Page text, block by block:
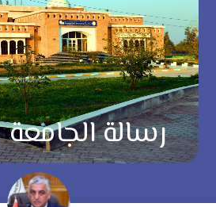
رسالة الجامعة